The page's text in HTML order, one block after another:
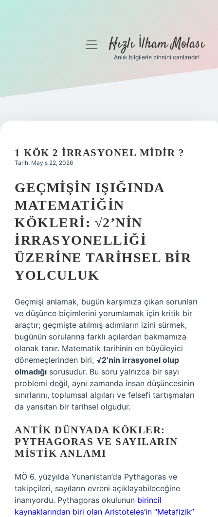
Gizlilik Politikası
Yasal Uyarı
menüyüHızlı İlham Molası
Anlık bilgilerle zihnini canlandır!
1 KÖK 2 IRRASYONEL MIDIR ?
Tarih: Mayıs 22, 2026
GEÇMIŞIN IŞIĞINDA
MATEMATIĞIN
KÖKLERI: √2’NIN
İRRASYONELLIĞI
ÜZERINE TARIHSEL BIR
YOLCULUK
Geçmişi anlamak, bugün karşımıza çıkan sorunları
ve düşünce biçimlerini yorumlamak için kritik bir
araçtır; geçmişte atılmış adımların izini sürmek,
bugünün sorularına farklı açılardan bakmamıza
olanak tanır. Matematik tarihinin en büyüleyici
dönemeçlerinden biri, √2’nin irrasyonel olup
olmadığı sorusudur. Bu soru yalnızca bir sayı
problemi değil, aynı zamanda insan düşüncesinin
sınırlarını, toplumsal algıları ve felsefi tartışmaları
da yansıtan bir tarihsel olgudur.
ANTIK DÜNYADA KÖKLER:
PYTHAGORAS VE SAYILARIN
MISTIK ANLAMI
MÖ 6. yüzyılda Yunanistan’da Pythagoras ve
takipçileri, sayıların evreni açıklayabileceğine
inanıyordu. Pythagoras okulunun birincil
kaynaklarından biri olan Aristoteles’in “Metafizik”